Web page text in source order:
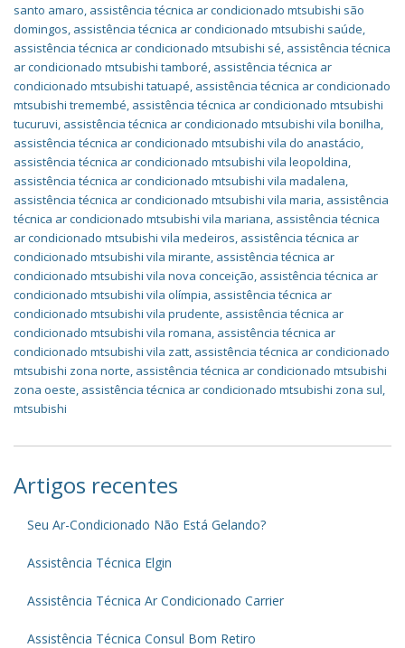
santo amaro, assistência técnica ar condicionado mtsubishi são
domingos, assistência técnica ar condicionado mtsubishi saúde,
assistência técnica ar condicionado mtsubishi sé, assistência técnica
ar condicionado mtsubishi tamboré, assistência técnica ar
condicionado mtsubishi tatuapé, assistência técnica ar condicionado
mtsubishi tremembé, assistência técnica ar condicionado mtsubishi
tucuruvi, assistência técnica ar condicionado mtsubishi vila bonilha,
assistência técnica ar condicionado mtsubishi vila do anastácio,
assistência técnica ar condicionado mtsubishi vila leopoldina,
assistência técnica ar condicionado mtsubishi vila madalena,
assistência técnica ar condicionado mtsubishi vila maria, assistência
técnica ar condicionado mtsubishi vila mariana, assistência técnica
ar condicionado mtsubishi vila medeiros, assistência técnica ar
condicionado mtsubishi vila mirante, assistência técnica ar
condicionado mtsubishi vila nova conceição, assistência técnica ar
condicionado mtsubishi vila olímpia, assistência técnica ar
condicionado mtsubishi vila prudente, assistência técnica ar
condicionado mtsubishi vila romana, assistência técnica ar
condicionado mtsubishi vila zatt, assistência técnica ar condicionado
mtsubishi zona norte, assistência técnica ar condicionado mtsubishi
zona oeste, assistência técnica ar condicionado mtsubishi zona sul,
mtsubishi
Artigos recentes
Seu Ar-Condicionado Não Está Gelando?
Assistência Técnica Elgin
Assistência Técnica Ar Condicionado Carrier
Assistência Técnica Consul Bom Retiro